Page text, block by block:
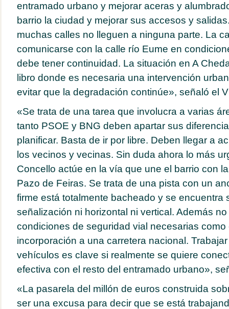
entramado urbano y mejorar aceras y
barrio la ciudad y mejorar sus accesos y
muchas calles no lleguen a ninguna parte. La
comunicarse con la calle río Eume en
debe tener continuidad. La situación en A
libro donde es necesaria una intervención
evitar que la degradación continúe», señaló el
«Se trata de una tarea que involucra a varias
tanto PSOE y BNG deben apartar sus
planificar. Basta de ir por libre. Deben llegar a
los vecinos y vecinas. Sin duda ahora lo más
Concello actúe en la vía que une el barrio con
Pazo de Feiras. Se trata de una pista con un
firme está totalmente bacheado y se encuentra
señalización ni horizontal ni vertical. Además
condiciones de seguridad vial necesarias como
incorporación a una carretera nacional.
vehículos es clave si realmente se quiere
efectiva con el resto del entramado urbano»,
«La pasarela del millón de euros construida
ser una excusa para decir que se está